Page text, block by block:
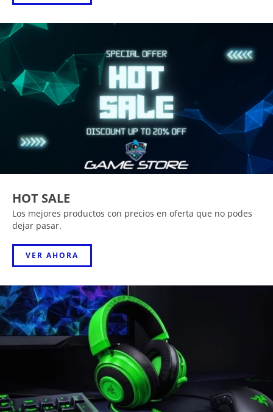
HOT SALE
Los mejores productos con precios en oferta que no podes
dejar pasar.
VER AHORA